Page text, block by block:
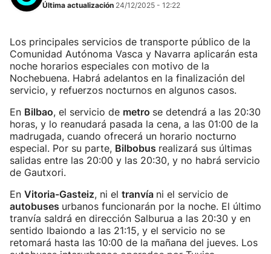
Última actualización 24/12/2025 - 12:22
Los principales servicios de transporte público de la
Comunidad Autónoma Vasca y Navarra aplicarán esta
noche horarios especiales con motivo de la
Nochebuena. Habrá adelantos en la finalización del
servicio, y refuerzos nocturnos en algunos casos.
En Bilbao, el servicio de metro se detendrá a las 20:30
horas, y lo reanudará pasada la cena, a las 01:00 de la
madrugada, cuando ofrecerá un horario nocturno
especial. Por su parte, Bilbobus realizará sus últimas
salidas entre las 20:00 y las 20:30, y no habrá servicio
de Gautxori.
En Vitoria-Gasteiz, ni el tranvía ni el servicio de
autobuses urbanos funcionarán por la noche. El último
tranvía saldrá en dirección Salburua a las 20:30 y en
sentido Ibaiondo a las 21:15, y el servicio no se
retomará hasta las 10:00 de la mañana del jueves. Los